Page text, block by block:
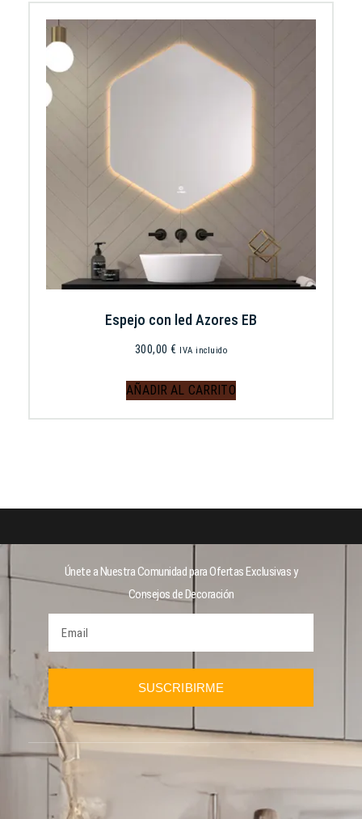
Espejo con led Azores EB
300,00€ IVA incluido
AÑADIR AL CARRITO
Únete a Nuestra Comunidad para Ofertas Exclusivas y
Consejos de Decoración
SUSCRIBIRME